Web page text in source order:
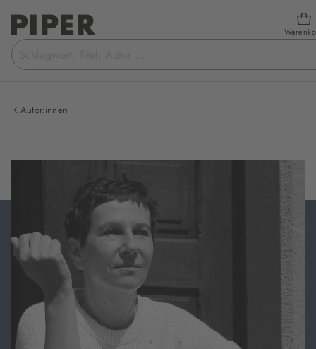
Suchbegriff
eingeben
Autor:innen